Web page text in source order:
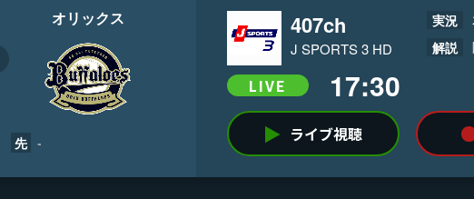
オリックス
先 -
407ch
J SPORTS 3 HD
LIVE 17:30
実況
解説
ライブ視聴